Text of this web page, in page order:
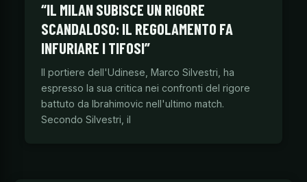
“IL MILAN SUBISCE UN RIGORE
SCANDALOSO: IL REGOLAMENTO FA
INFURIARE I TIFOSI”
Il portiere dell'Udinese, Marco Silvestri, ha
espresso la sua critica nei confronti del rigore
battuto da Ibrahimovic nell'ultimo match.
Secondo Silvestri, il